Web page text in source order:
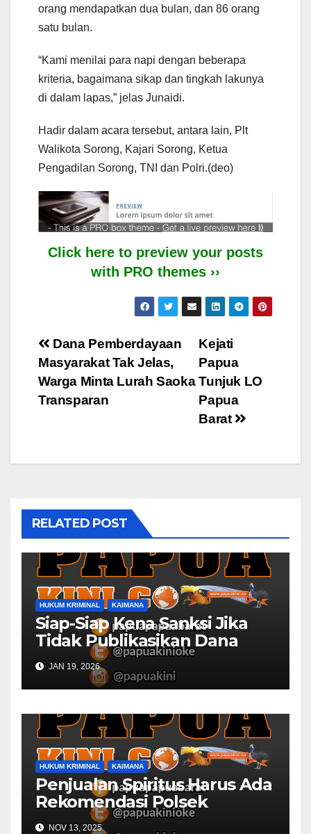
orang mendapatkan dua bulan, dan 86 orang
satu bulan.
“Kami menilai para napi dengan beberapa
kriteria, bagaimana sikap dan tingkah lakunya
di dalam lapas,” jelas Junaidi.
Hadir dalam acara tersebut, antara lain, Plt
Walikota Sorong, Kajari Sorong, Ketua
Pengadilan Sorong, TNI dan Polri.(deo)
Click here to preview your posts
with PRO themes ››
Post
navigation
Kejati
Papua
Tunjuk LO
Papua
Barat
Dana Pemberdayaan
Masyarakat Tak Jelas,
Warga Minta Lurah Saoka
Transparan
RELATED POST
HUKUM KRIMINAL KAIMANA
Siap-Siap Kena Sanksi Jika
Tidak Publikasikan Dana
Desa
JAN 19, 2026
HUKUM KRIMINAL KAIMANA
Penjualan Spiritus Harus Ada
Rekomendasi Polsek
Kaimana
NOV 13, 2025